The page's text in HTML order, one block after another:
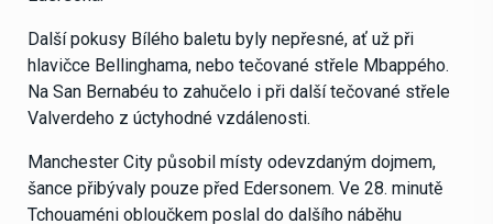
Další pokusy Bílého baletu byly nepřesné, ať už při
hlavičce Bellinghama, nebo tečované střele Mbappého.
Na San Bernabéu to zahučelo i při další tečované střele
Valverdeho z úctyhodné vzdálenosti.
Manchester City působil místy odevzdaným dojmem,
šance přibývaly pouze před Edersonem. Ve 28. minutě
Tchouaméni obloučkem poslal do dalšího náběhu